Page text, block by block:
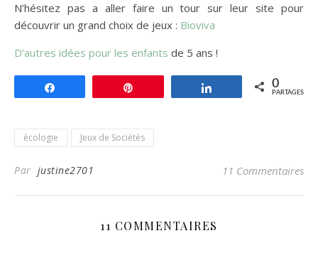
N’hésitez pas a aller faire un tour sur leur site pour
découvrir un grand choix de jeux : Bioviva
D’autres idées pour les enfants de 5 ans !
Partagez 0
PARTAGES
écologie Jeux de Sociétés
Par justine2701 11 Commentaires
11 COMMENTAIRES